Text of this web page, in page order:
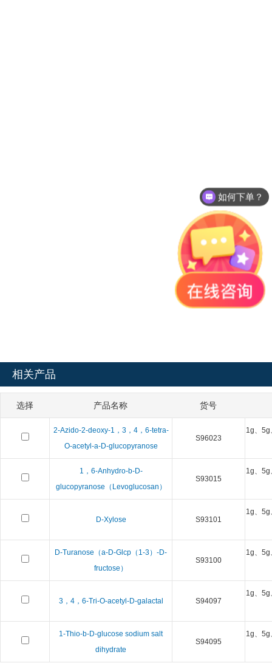
相关产品
选择 产品名称 货号
2-Azido-2-deoxy-1，3，4，6-tetra-
O-acetyl-a-D-glucopyranose
S96023
1g、
1，6-Anhydro-b-D-
glucopyranose（Levoglucosan）
S93015
1g、
D-Xylose S93101
1g、
D-Turanose（a-D-Glcp（1-3）-D-
fructose）
S93100
1g、
3，4，6-Tri-O-acetyl-D-galactal S94097
1g、
1-Thio-b-D-glucose sodium salt
dihydrate
S94095
1g、
如何下单？